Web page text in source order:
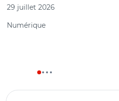
29 juillet 2026
Numérique